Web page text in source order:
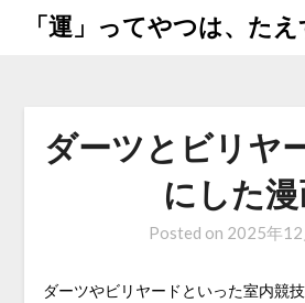
「運」ってやつは、たえ
ダーツとビリヤ
にした
Posted on 2025年12
ダーツやビリヤードといった室内競